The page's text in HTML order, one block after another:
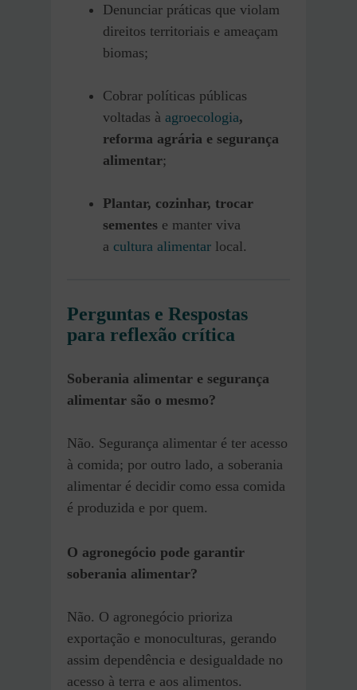
Denunciar práticas que violam
direitos territoriais e ameaçam
biomas;
Cobrar políticas públicas
voltadas à agroecologia,
reforma agrária e segurança
alimentar;
Plantar, cozinhar, trocar
sementes e manter viva
a cultura alimentar local.
Perguntas e Respostas
para reflexão crítica
Soberania alimentar e segurança
alimentar são o mesmo?
Não. Segurança alimentar é ter acesso
à comida; por outro lado, a soberania
alimentar é decidir como essa comida
é produzida e por quem.
O agronegócio pode garantir
soberania alimentar?
Não. O agronegócio prioriza
exportação e monoculturas, gerando
assim dependência e desigualdade no
acesso à terra e aos alimentos.